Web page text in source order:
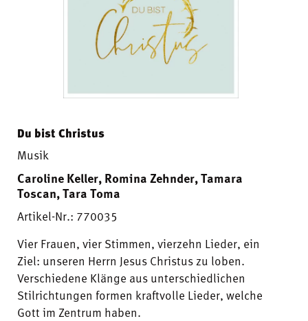
Du bist Christus
Musik
Caroline Keller, Romina Zehnder, Tamara
Toscan, Tara Toma
Artikel-Nr.: 770035
Vier Frauen, vier Stimmen, vierzehn Lieder, ein
Ziel: unseren Herrn Jesus Christus zu loben.
Verschiedene Klänge aus unterschiedlichen
Stilrichtungen formen kraftvolle Lieder, welche
Gott im Zentrum haben.